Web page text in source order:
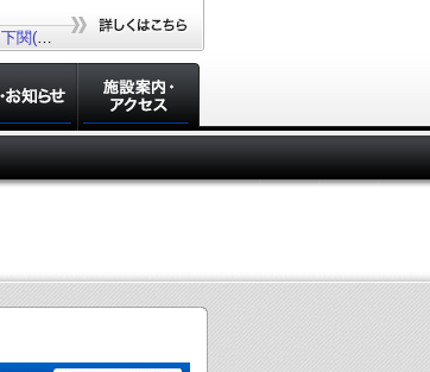
下関(ﾅｲﾀｰ) 若松(ﾅｲﾀｰ)